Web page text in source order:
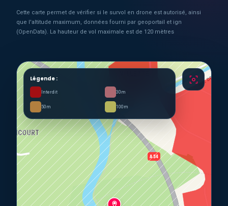
Cette carte permet de vérifier si le survol en drone est autorisé, ainsi
que l'altitude maximum, données fourni par geoportail et ign
(OpenData). La hauteur de vol maximale est de 120 mètres
Légende :
Interdit 30m
50m 100m